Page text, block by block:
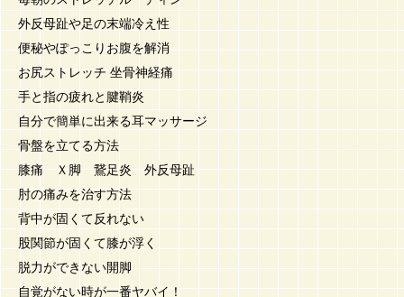
外反母趾や足の末端冷え性
便秘やぽっこりお腹を解消
お尻ストレッチ 坐骨神経痛
手と指の疲れと腱鞘炎
自分で簡単に出来る耳マッサージ
骨盤を立てる方法
膝痛 Ｘ脚 鵞足炎 外反母趾
肘の痛みを治す方法
背中が固くて反れない
股関節が固くて膝が浮く
脱力ができない開脚
自覚がない時が一番ヤバイ！